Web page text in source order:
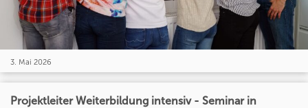
3. Mai 2026
Projektleiter Weiterbildung intensiv - Seminar in